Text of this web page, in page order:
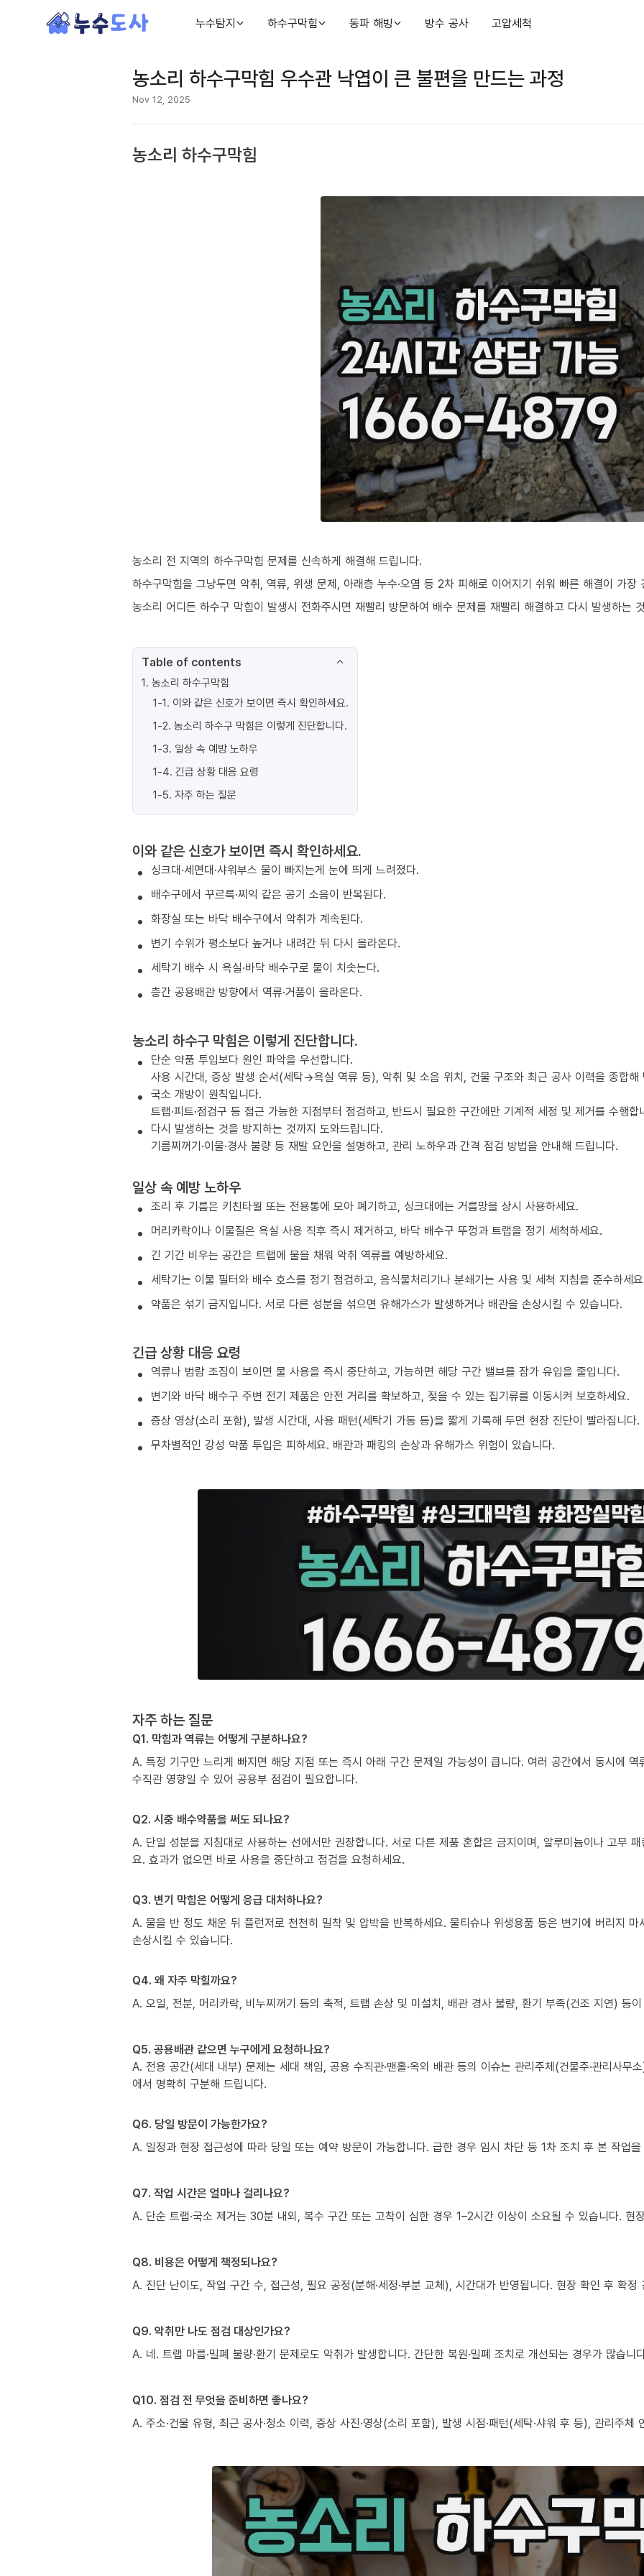
누수탐지 하수구막힘 동파 해빙 방수 공사 고압세척
농소리 하수구막힘 우수관 낙엽이 큰 불편을 만드는 과정
Nov 12, 2025
농소리 하수구막힘
농소리 전 지역의 하수구막힘 문제를 신속하게 해결해 드립니다.
하수구막힘을 그냥두면 악취, 역류, 위생 문제, 아래층 누수·오염 등 2차 피해로 이어지기 쉬워 빠른 해결이 가장
농소리 어디든 하수구 막힘이 발생시 전화주시면 재빨리 방문하여 배수 문제를 재빨리 해결하고 다시 발생하는
Table of contents
1. 농소리 하수구막힘
1-1. 이와 같은 신호가 보이면 즉시 확인하세요.
1-2. 농소리 하수구 막힘은 이렇게 진단합니다.
1-3. 일상 속 예방 노하우
1-4. 긴급 상황 대응 요령
1-5. 자주 하는 질문
이와 같은 신호가 보이면 즉시 확인하세요.
싱크대·세면대·샤워부스 물이 빠지는게 눈에 띄게 느려졌다.
배수구에서 꾸르륵·찌익 같은 공기 소음이 반복된다.
화장실 또는 바닥 배수구에서 악취가 계속된다.
변기 수위가 평소보다 높거나 내려간 뒤 다시 올라온다.
세탁기 배수 시 욕실·바닥 배수구로 물이 치솟는다.
층간 공용배관 방향에서 역류·거품이 올라온다.
농소리 하수구 막힘은 이렇게 진단합니다.
단순 약품 투입보다 원인 파악을 우선합니다.
사용 시간대, 증상 발생 순서(세탁→욕실 역류 등), 악취 및 소음 위치, 건물 구조와 최근 공사 이력을 종합해
국소 개방이 원칙입니다.
트랩·피트·점검구 등 접근 가능한 지점부터 점검하고, 반드시 필요한 구간에만 기계적 세정 및 제거를 수행합
다시 발생하는 것을 방지하는 것까지 도와드립니다.
기름찌꺼기·이물·경사 불량 등 재발 요인을 설명하고, 관리 노하우과 간격 점검 방법을 안내해 드립니다.
일상 속 예방 노하우
조리 후 기름은 키친타월 또는 전용통에 모아 폐기하고, 싱크대에는 거름망을 상시 사용하세요.
머리카락이나 이물질은 욕실 사용 직후 즉시 제거하고, 바닥 배수구 뚜껑과 트랩을 정기 세척하세요.
긴 기간 비우는 공간은 트랩에 물을 채워 악취 역류를 예방하세요.
세탁기는 이물 필터와 배수 호스를 정기 점검하고, 음식물처리기나 분쇄기는 사용 및 세척 지침을 준수하세
약품은 섞기 금지입니다. 서로 다른 성분을 섞으면 유해가스가 발생하거나 배관을 손상시킬 수 있습니다.
긴급 상황 대응 요령
역류나 범람 조짐이 보이면 물 사용을 즉시 중단하고, 가능하면 해당 구간 밸브를 잠가 유입을 줄입니다.
변기와 바닥 배수구 주변 전기 제품은 안전 거리를 확보하고, 젖을 수 있는 집기류를 이동시켜 보호하세요.
증상 영상(소리 포함), 발생 시간대, 사용 패턴(세탁기 가동 등)을 짧게 기록해 두면 현장 진단이 빨라집니다.
무차별적인 강성 약품 투입은 피하세요. 배관과 패킹의 손상과 유해가스 위험이 있습니다.
자주 하는 질문
Q1. 막힘과 역류는 어떻게 구분하나요?
A. 특정 기구만 느리게 빠지면 해당 지점 또는 즉시 아래 구간 문제일 가능성이 큽니다. 여러 공간에서 동시에
수직관 영향일 수 있어 공용부 점검이 필요합니다.
Q2. 시중 배수약품을 써도 되나요?
A. 단일 성분을 지침대로 사용하는 선에서만 권장합니다. 서로 다른 제품 혼합은 금지이며, 알루미늄이나 고무
요. 효과가 없으면 바로 사용을 중단하고 점검을 요청하세요.
Q3. 변기 막힘은 어떻게 응급 대처하나요?
A. 물을 반 정도 채운 뒤 플런저로 천천히 밀착 및 압박을 반복하세요. 물티슈나 위생용품 등은 변기에 버리지
손상시킬 수 있습니다.
Q4. 왜 자주 막힐까요?
A. 오일, 전분, 머리카락, 비누찌꺼기 등의 축적, 트랩 손상 및 미설치, 배관 경사 불량, 환기 부족(건조 지연) 등
Q5. 공용배관 같으면 누구에게 요청하나요?
A. 전용 공간(세대 내부) 문제는 세대 책임, 공용 수직관·맨홀·옥외 배관 등의 이슈는 관리주체(건물주·관리사무
에서 명확히 구분해 드립니다.
Q6. 당일 방문이 가능한가요?
A. 일정과 현장 접근성에 따라 당일 또는 예약 방문이 가능합니다. 급한 경우 임시 차단 등 1차 조치 후 본 작업을
Q7. 작업 시간은 얼마나 걸리나요?
A. 단순 트랩·국소 제거는 30분 내외, 복수 구간 또는 고착이 심한 경우 1–2시간 이상이 소요될 수 있습니다. 현
Q8. 비용은 어떻게 책정되나요?
A. 진단 난이도, 작업 구간 수, 접근성, 필요 공정(분해·세정·부분 교체), 시간대가 반영됩니다. 현장 확인 후 확정
Q9. 악취만 나도 점검 대상인가요?
A. 네. 트랩 마름·밀폐 불량·환기 문제로도 악취가 발생합니다. 간단한 복원·밀폐 조치로 개선되는 경우가 많습니
Q10. 점검 전 무엇을 준비하면 좋나요?
A. 주소·건물 유형, 최근 공사·청소 이력, 증상 사진·영상(소리 포함), 발생 시점·패턴(세탁·샤워 후 등), 관리주체